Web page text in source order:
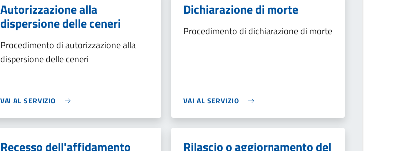
Autorizzazione alla
dispersione delle ceneri
Procedimento di autorizzazione alla
dispersione delle ceneri
VAI AL SERVIZIO
Dichiarazione di morte
Procedimento di dichiarazione di morte
VAI AL SERVIZIO
Recesso dell'affidamento Rilascio o aggiornamento del